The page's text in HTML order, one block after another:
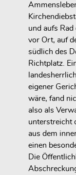
und aufs Rad
vor Ort, auf
südlich des
Richtplatz.
eigener
wäre, fand
also als
unterstreicht
aus dem
einen
Die